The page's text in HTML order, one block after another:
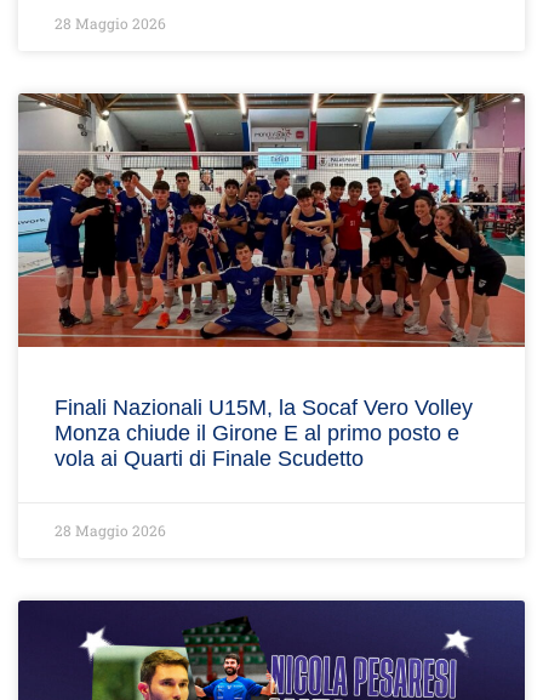
28 Maggio 2026
Finali Nazionali U15M, la Socaf Vero Volley
Monza chiude il Girone E al primo posto e
vola ai Quarti di Finale Scudetto
28 Maggio 2026